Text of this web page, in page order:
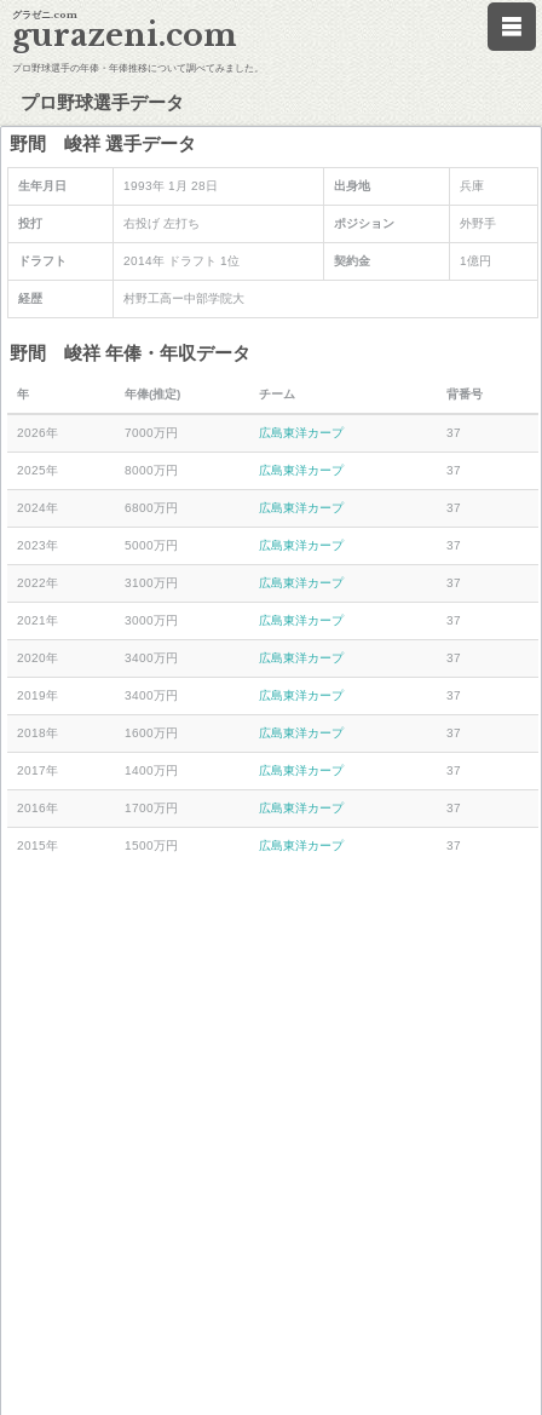
グラゼニ.com
gurazeni.com
プロ野球選手の年俸・年俸推移について調べてみました。
プロ野球選手データ
野間 峻祥 選手データ
生年月日 1993年 1月 28日 出身地 兵庫
投打 右投げ 左打ち ポジション 外野手
ドラフト 2014年 ドラフト 1位 契約金 1億円
経歴 村野工高ー中部学院大
野間 峻祥 年俸・年収データ
年 年俸(推定) チーム 背番号
2026年 7000万円 広島東洋カープ 37
2025年 8000万円 広島東洋カープ 37
2024年 6800万円 広島東洋カープ 37
2023年 5000万円 広島東洋カープ 37
2022年 3100万円 広島東洋カープ 37
2021年 3000万円 広島東洋カープ 37
2020年 3400万円 広島東洋カープ 37
2019年 3400万円 広島東洋カープ 37
2018年 1600万円 広島東洋カープ 37
2017年 1400万円 広島東洋カープ 37
2016年 1700万円 広島東洋カープ 37
2015年 1500万円 広島東洋カープ 37